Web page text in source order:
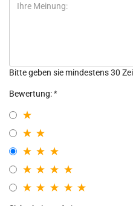
Bitte geben sie mindestens 30
Bewertung: